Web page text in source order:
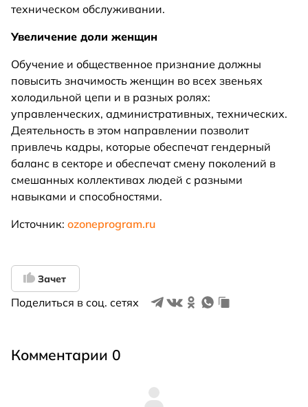
техническом обслуживании.
Увеличение доли женщин
Обучение и общественное признание должны
повысить значимость женщин во всех звеньях
холодильной цепи и в разных ролях:
управленческих, административных, технических.
Деятельность в этом направлении позволит
привлечь кадры, которые обеспечат гендерный
баланс в секторе и обеспечат смену поколений в
смешанных коллективах людей с разными
навыками и способностями.
Источник: ozoneprogram.ru
Зачет
Поделиться в соц. сетях
Комментарии 0